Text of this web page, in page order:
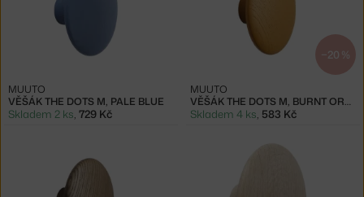
VĚŠÁK THE DOTS M, PALE BLUE
MUUTO
Skladem 2 ks, 729 Kč
−20 %
VĚŠÁK THE DOTS M, BURNT ORANGE
MUUTO
Skladem 4 ks, 583 Kč